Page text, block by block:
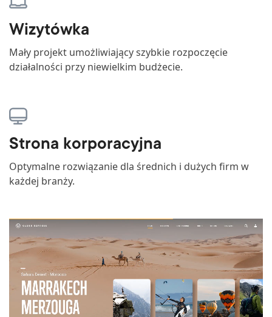
Wizytówka
Mały projekt umożliwiający szybkie rozpoczęcie
działalności przy niewielkim budżecie.
Strona korporacyjna
Optymalne rozwiązanie dla średnich i dużych firm w
każdej branży.